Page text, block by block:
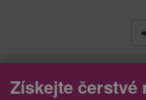
Získejte čerstvé